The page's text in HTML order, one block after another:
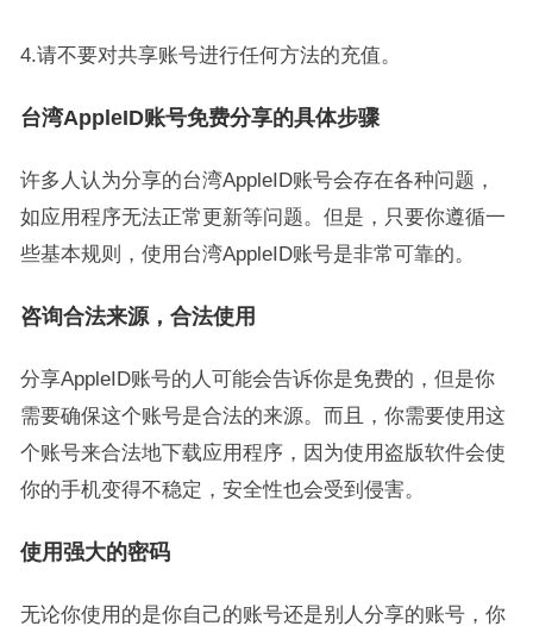
4.请不要对共享账号进行任何方法的充值。
台湾AppleID账号免费分享的具体步骤
许多人认为分享的台湾AppleID账号会存在各种问题，
如应用程序无法正常更新等问题。但是，只要你遵循一
些基本规则，使用台湾AppleID账号是非常可靠的。
咨询合法来源，合法使用
分享AppleID账号的人可能会告诉你是免费的，但是你
需要确保这个账号是合法的来源。而且，你需要使用这
个账号来合法地下载应用程序，因为使用盗版软件会使
你的手机变得不稳定，安全性也会受到侵害。
使用强大的密码
无论你使用的是你自己的账号还是别人分享的账号，你